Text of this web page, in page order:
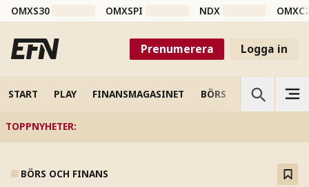
OMXS30 OMXSPI NDX
Prenumerera Logga in
START PLAY FINANSMAGASINET BÖRS VETENSKAP
TOPPNYHETER:
BÖRS OCH FINANS